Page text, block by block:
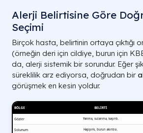
Alerji Belirtisine Göre
Seçimi
Birçok hasta, belirtinin ortaya çıktığı
(örneğin deri için cildiye, burun için
da, alerji sistemik bir sorundur. Eğer
süreklilik arz ediyorsa, doğrudan bir
görüşmek en kesin yoldur.